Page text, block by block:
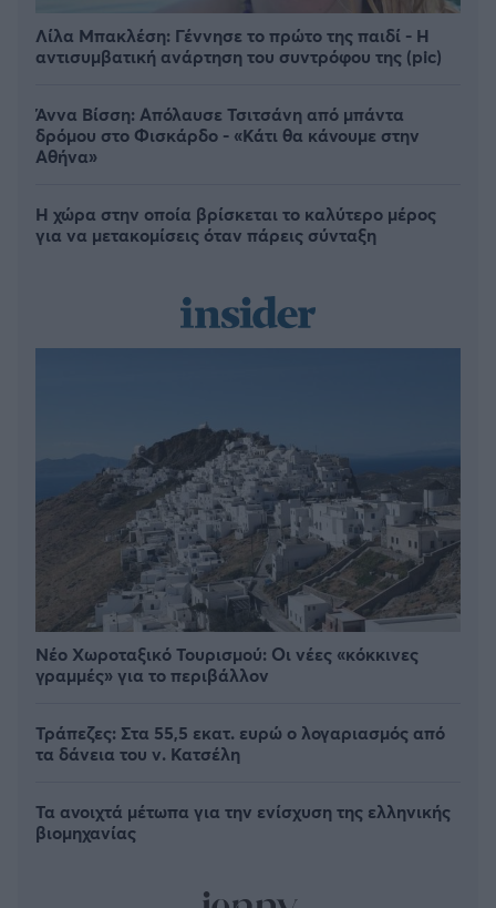
Λίλα Μπακλέση: Γέννησε το πρώτο της παιδί - Η
αντισυμβατική ανάρτηση του συντρόφου της (pic)
Άννα Βίσση: Απόλαυσε Τσιτσάνη από μπάντα
δρόμου στο Φισκάρδο - «Κάτι θα κάνουμε στην
Αθήνα»
Η χώρα στην οποία βρίσκεται το καλύτερο μέρος
για να μετακομίσεις όταν πάρεις σύνταξη
Νέο Χωροταξικό Τουρισμού: Οι νέες «κόκκινες
γραμμές» για το περιβάλλον
Τράπεζες: Στα 55,5 εκατ. ευρώ ο λογαριασμός από
τα δάνεια του ν. Κατσέλη
Τα ανοιχτά μέτωπα για την ενίσχυση της ελληνικής
βιομηχανίας